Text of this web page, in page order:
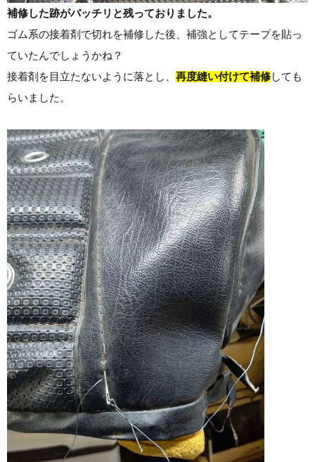
補修した跡がバッチリと残っておりました。
ゴム系の接着剤で切れを補修した後、補強としてテープを貼っ
ていたんでしょうかね？
接着剤を目立たないように落とし、 再度縫い付けて補修しても
らいました。